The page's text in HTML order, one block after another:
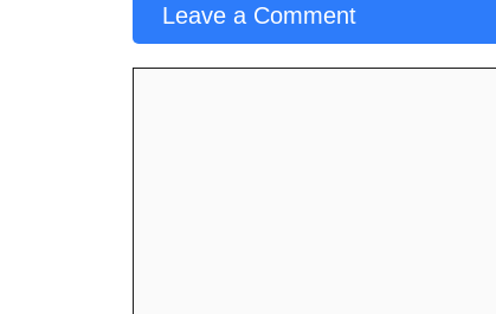
Leave a Comment